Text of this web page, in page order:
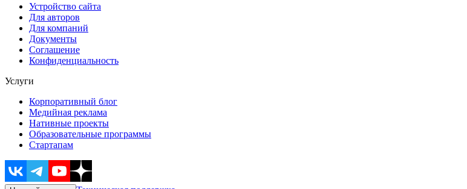
Устройство сайта
Для авторов
Для компаний
Документы
Соглашение
Конфиденциальность
Услуги
Корпоративный блог
Медийная реклама
Нативные проекты
Образовательные программы
Стартапам